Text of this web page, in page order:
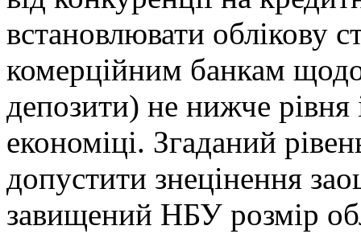
встановлювати облікову
комерційним банкам
депозити) не нижче рівня
економіці. Згаданий
допустити знецінення
завищений НБУ розмір